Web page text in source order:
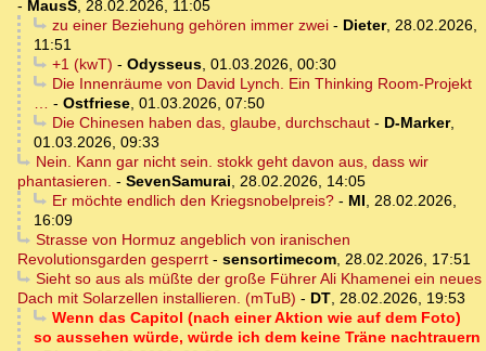
- MausS, 28.02.2026, 11:05
zu einer Beziehung gehören immer zwei- Dieter, 28.02.2026,
11:51
+1 (kwT) - Odysseus, 01.03.2026, 00:30
Die Innenräume von David Lynch. Ein Thinking Room-Projekt
… - Ostfriese, 01.03.2026, 07:50
Die Chinesen haben das, glaube, durchschaut- D-Marker,
01.03.2026, 09:33
Nein. Kann gar nicht sein. stokk geht davon aus, dass wir
phantasieren. - SevenSamurai, 28.02.2026, 14:05
Er möchte endlich den Kriegsnobelpreis?- MI, 28.02.2026,
16:09
Strasse von Hormuz angeblich von iranischen
Revolutionsgarden gesperrt - sensortimecom, 28.02.2026, 17:51
Sieht so aus als müßte der große Führer Ali Khamenei ein neues
Dach mit Solarzellen installieren. (mTuB) - DT, 28.02.2026, 19:53
Wenn das Capitol (nach einer Aktion wie auf dem Foto)
so aussehen würde, würde ich dem keine Träne nachtrauern